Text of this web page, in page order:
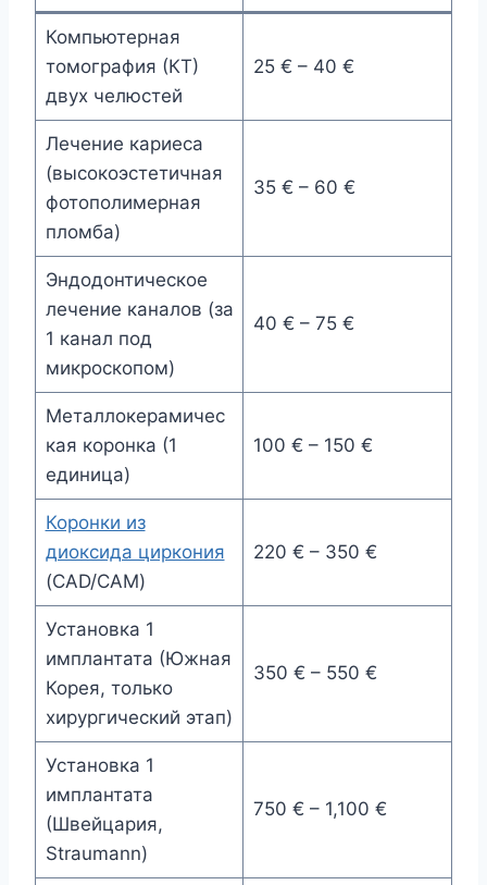
Компьютерная
томография (КТ)
двух челюстей
25 € – 40 €
Лечение кариеса
(высокоэстетичная
фотополимерная
пломба)
35 € – 60 €
Эндодонтическое
лечение каналов (за
1 канал под
микроскопом)
40 € – 75 €
Металлокерамичес
кая коронка (1
единица)
100 € – 150 €
Коронки из
диоксида циркония
(CAD/CAM)
220 € – 350 €
Установка 1
имплантата (Южная
Корея, только
хирургический этап)
350 € – 550 €
Установка 1
имплантата
(Швейцария,
Straumann)
750 € – 1,100 €